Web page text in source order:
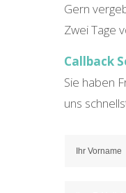
Gern
Zwei Tage
Callback
Sie haben
uns